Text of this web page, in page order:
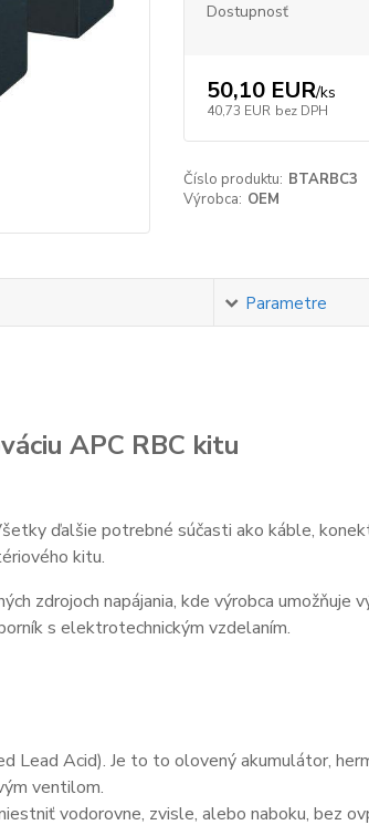
Dostupnosť
50,10 EUR/ks
40,73 EUR bez DPH
Číslo produktu: BTARBC3
Výrobca: OEM
Parametre
APC RBC kitu
ďalšie potrebné súčasti ako káble,
kitu.
zdrojoch napájania, kde výrobca umožňuje
s elektrotechnickým vzdelaním.
Lead Acid). Je to to olovený akumulátor,
ventilom.
vodorovne, zvisle, alebo naboku, bez